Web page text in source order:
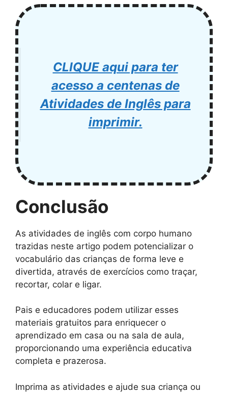
CLIQUE aqui para ter
acesso a centenas de
Atividades de Inglês para
imprimir.
Conclusão
As atividades de inglês com corpo humano
trazidas neste artigo podem potencializar o
vocabulário das crianças de forma leve e
divertida, através de exercícios como traçar,
recortar, colar e ligar.
Pais e educadores podem utilizar esses
materiais gratuitos para enriquecer o
aprendizado em casa ou na sala de aula,
proporcionando uma experiência educativa
completa e prazerosa.
Imprima as atividades e ajude sua criança ou